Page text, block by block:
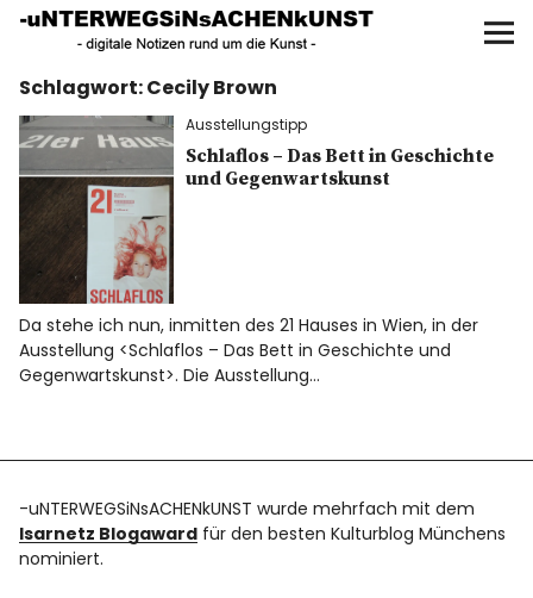
UNTERWEGS IN SACHEN
KUNST
Start
AKTUELLE AUSSTELLUNGEN
KUNSTSPAZIERGÄNGE
ÜBER
UNSER BUCH
f I P
Schlagwort:Cecily Brown
Ausstellungstipp
Schlaflos – Das Bett in Geschichte
und Gegenwartskunst
Da stehe ich nun, inmitten des 21 Hauses in Wien, in der
Ausstellung <Schlaflos – Das Bett in Geschichte und
Gegenwartskunst>. Die Ausstellung…
-uNTERWEGSiNsACHENkUNST wurde mehrfach mit dem
Isarnetz Blogaward für den besten Kulturblog Münchens
nominiert.